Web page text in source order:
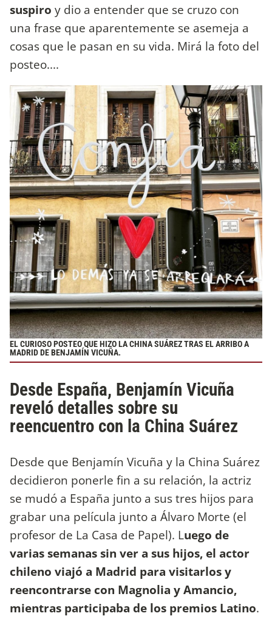
suspiro y dio a entender que se cruzo con
una frase que aparentemente se asemeja a
cosas que le pasan en su vida. Mirá la foto del
posteo....
EL CURIOSO POSTEO QUE HIZO LA CHINA SUÁREZ TRAS EL ARRIBO A
MADRID DE BENJAMÍN VICUÑA.
Desde España, Benjamín Vicuña
reveló detalles sobre su
reencuentro con la China Suárez
Desde que Benjamín Vicuña y la China Suárez
decidieron ponerle fin a su relación, la actriz
se mudó a España junto a sus tres hijos para
grabar una película junto a Álvaro Morte (el
profesor de La Casa de Papel). Luego de
varias semanas sin ver a sus hijos, el actor
chileno viajó a Madrid para visitarlos y
reencontrarse con Magnolia y Amancio,
mientras participaba de los premios Latino.